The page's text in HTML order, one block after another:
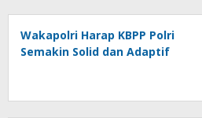
Wakapolri Harap KBPP Polri
Semakin Solid dan Adaptif